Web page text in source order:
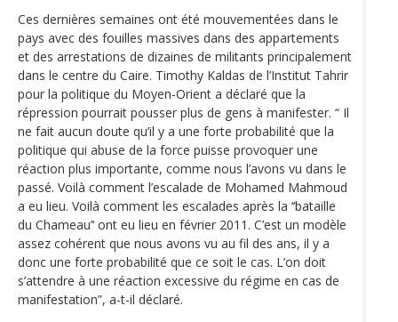
Ces dernières semaines ont été mouvementées dans le
pays avec des fouilles massives dans des appartements
et des arrestations de dizaines de militants principalement
dans le centre du Caire. Timothy Kaldas de l’Institut Tahrir
pour la politique du Moyen-Orient a déclaré que la
répression pourrait pousser plus de gens à manifester. “ Il
ne fait aucun doute qu’il y a une forte probabilité que la
politique qui abuse de la force puisse provoquer une
réaction plus importante, comme nous l’avons vu dans le
passé. Voilà comment l’escalade de Mohamed Mahmoud
a eu lieu. Voilà comment les escalades après la ‘‘bataille
du Chameau’‘ ont eu lieu en février 2011. C’est un modèle
assez cohérent que nous avons vu au fil des ans, il y a
donc une forte probabilité que ce soit le cas. L’on doit
s’attendre à une réaction excessive du régime en cas de
manifestation”, a-t-il déclaré.